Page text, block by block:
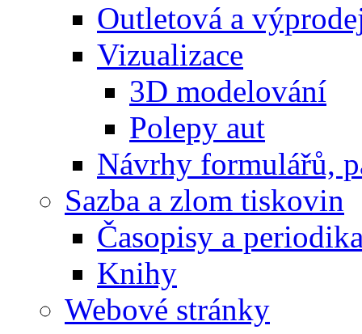
Outletová a
Vizualizace
3D modelování
Polepy aut
Návrhy formulářů,
Sazba a zlom tiskovin
Časopisy a
Knihy
Webové stránky